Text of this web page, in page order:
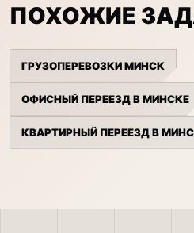
ПОХОЖИЕ
ГРУЗОПЕРЕВОЗКИ МИНСК
ОФИСНЫЙ ПЕРЕЕЗД В МИНСКЕ
КВАРТИРНЫЙ ПЕРЕЕЗД В